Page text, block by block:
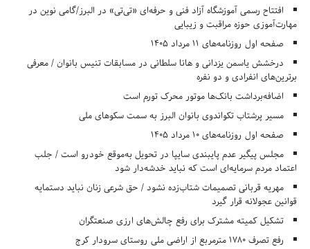
افتتاح رسمی آموزشگاه آزاد فنی و حرفه‌ای «تی‌تی» در البرز/گامی نوین در
مهارت‌آموزی حوزه مراقبت و زیبایی
صفحه اول روزنامه‌های 11 مرداد 1405
درخشش یاسمن یزدانی و هانا سلطانی در مسابقات تنیس بانوان / معرفی
برترین‌های انفرادی و دو نفره
اضافه‌برداشت بانک‌ها موتور محرک تورم است
مسیر پرشتاب تکواندوی بانوان البرز به سمت سکوهای ملی
صفحه اول روزنامه‌های 10 مرداد 1405
مجلس پیگیر عدم پایبندی سایپا در تحویل به‌موقع خودرو است / جلب
اعتماد مردم سرمایه‌ای است که نباید خدشه‌دار شود
مهریه قربانی تصمیمات شتاب‌زده نشود / حق شرعی زنان نباید دستمایه
قوانین عجولانه قرار گیرد
تشکیل کمیته مشترک برای رفع چالش‌های ارزی صنعتگران
رفع تصرف ۱۷۸۰ مترمربع از اراضی ملی روستای سرودار کرج